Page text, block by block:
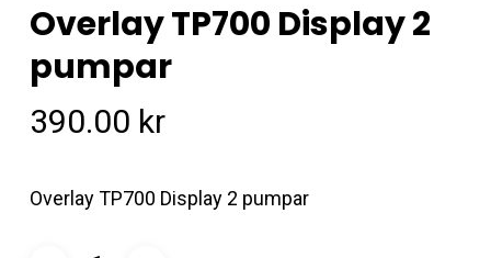
Overlay TP700 Display 2
pumpar
390.00 kr
Overlay TP700 Display 2 pumpar